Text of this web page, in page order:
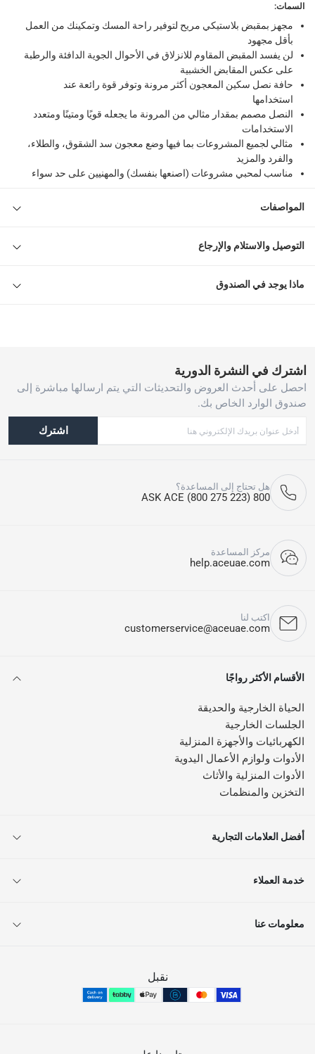
السمات:
مجهز بمقبض بلاستيكي مريح لتوفير راحة المسك وتمكينك من العمل
بأقل مجهود
لن يفسد المقبض المقاوم للانزلاق في الأحوال الجوية الدافئة والرطبة
على عكس المقابض الخشبية
حافة نصل سكين المعجون أكثر مرونة وتوفر قوة رائعة عند
استخدامها
النصل مصمم بمقدار مثالي من المرونة ما يجعله قويًا ومتينًا ومتعدد
الاستخدامات
مثالي لجميع المشروعات بما فيها وضع معجون سد الشقوق، والطلاء،
والفرد والمزيد
مناسب لمحبي مشروعات (اصنعها بنفسك) والمهنيين على حد سواء
المواصفات
التوصيل والاستلام والإرجاع
ماذا يوجد في الصندوق
اشترك في النشرة الدورية
احصل على أحدث العروض والتحديثات التي يتم ارسالها مباشرة إلى
صندوق الوارد الخاص بك.
اشترك
هل تحتاج إلى المساعدة؟
800 ASK ACE (800 275 223)
مركز المساعدة
help.aceuae.com
اكتب لنا
customerservice@aceuae.com
الأقسام الأكثر رواجًا
الحياة الخارجية والحديقة
الجلسات الخارجية
الكهربائيات والأجهزة المنزلية
الأدوات ولوازم الأعمال اليدوية
الأدوات المنزلية والأثاث
التخزين والمنظمات
أفضل العلامات التجارية
خدمة العملاء
معلومات عنا
نقبل